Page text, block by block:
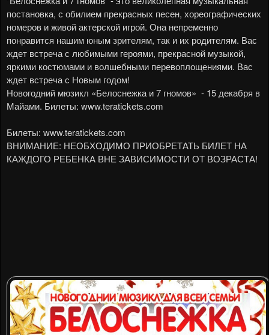
постановка, с обилием прекрасных песен, хореографических
номеров и живой актерской игрой. Она непременно
понравится нашим юным зрителям, так и их родителям. Вас
ждет встреча с любимыми героями, прекрасной музыкой,
яркими костюмами и волшебными перевоплощениями. Вас
ждет встреча с Новым годом!
Новогодний мюзикл «Белоснежка и 7 гномов» - 15 декабря в
Майами. Билеты: www.teratickets.com
Билеты: www.teratickets.com
ВНИМАНИЕ: НЕОБХОДИМО ПРИОБРЕТАТЬ БИЛЕТ НА
КАЖДОГО РЕБЕНКА ВНЕ ЗАВИСИМОСТИ ОТ ВОЗРАСТА!